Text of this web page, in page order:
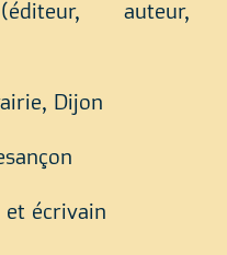
auteur,
Dijon
et écrivain